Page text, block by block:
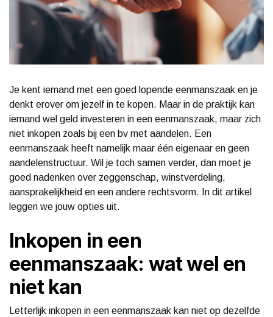
Je kent iemand met een goed lopende eenmanszaak en je
denkt erover om jezelf in te kopen. Maar in de praktijk kan
iemand wel geld investeren in een eenmanszaak, maar zich
niet inkopen zoals bij een bv met aandelen. Een
eenmanszaak heeft namelijk maar één eigenaar en geen
aandelenstructuur. Wil je toch samen verder, dan moet je
goed nadenken over zeggenschap, winstverdeling,
aansprakelijkheid en een andere rechtsvorm. In dit artikel
leggen we jouw opties uit.
Inkopen in een
eenmanszaak: wat wel en
niet kan
Letterlijk inkopen in een eenmanszaak kan niet op dezelfde